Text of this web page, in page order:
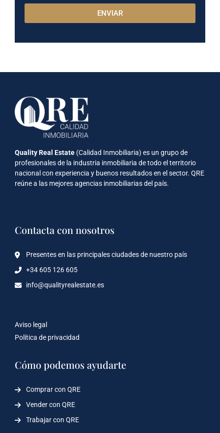
ENVIAR
Quality Real Estate (Calidad Inmobiliaria) es un grupo de
profesionales de la industria inmobiliaria de todo el territorio
nacional con experiencia y buenos resultados en el sector. QRE
reúne a las mejores agencias inmobiliarias del país.
Contacta con nosotros
Presentes en las principales ciudades de nuestro país
+34 605 126 605
info@qualityrealestate.es
Aviso legal
Política de privacidad
Cómo podemos ayudarte
Comprar con QRE
Vender con QRE
Trabajar con QRE